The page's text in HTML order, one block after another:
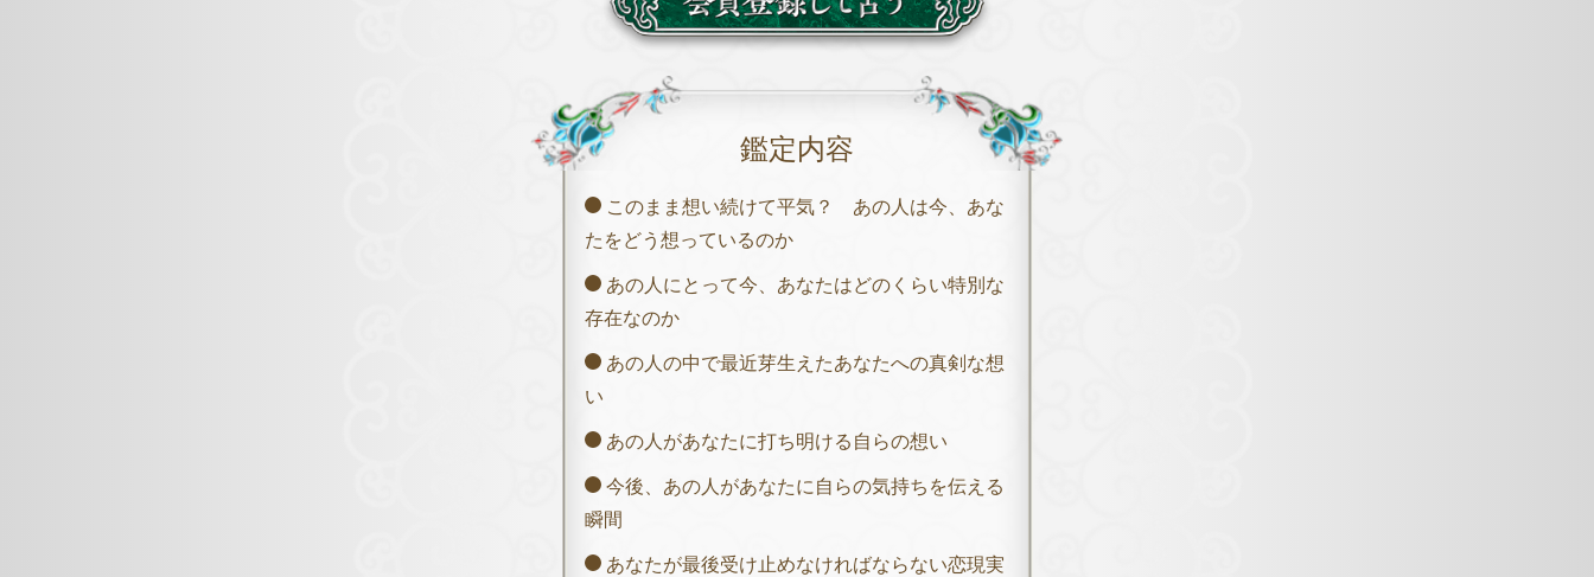
鑑定内容
このまま想い続けて平気？ あの人は今、あな
たをどう想っているのか
あの人にとって今、あなたはどのくらい特別な
存在なのか
あの人の中で最近芽生えたあなたへの真剣な想
い
あの人があなたに打ち明ける自らの想い
今後、あの人があなたに自らの気持ちを伝える
瞬間
あなたが最後受け止めなければならない恋現実